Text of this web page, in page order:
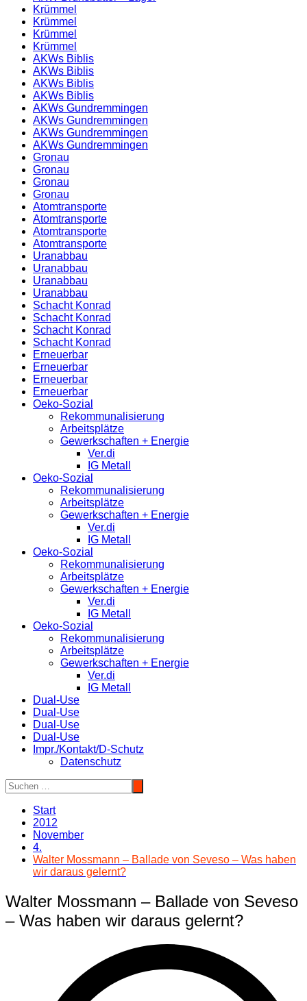
Krümmel
Krümmel
Krümmel
Krümmel
AKWs Biblis
AKWs Biblis
AKWs Biblis
AKWs Biblis
AKWs Gundremmingen
AKWs Gundremmingen
AKWs Gundremmingen
AKWs Gundremmingen
Gronau
Gronau
Gronau
Gronau
Atomtransporte
Atomtransporte
Atomtransporte
Atomtransporte
Uranabbau
Uranabbau
Uranabbau
Uranabbau
Schacht Konrad
Schacht Konrad
Schacht Konrad
Schacht Konrad
Erneuerbar
Erneuerbar
Erneuerbar
Erneuerbar
Oeko-Sozial
Rekommunalisierung
Arbeitsplätze
Gewerkschaften + Energie
Ver.di
IG Metall
Oeko-Sozial
Rekommunalisierung
Arbeitsplätze
Gewerkschaften + Energie
Ver.di
IG Metall
Oeko-Sozial
Rekommunalisierung
Arbeitsplätze
Gewerkschaften + Energie
Ver.di
IG Metall
Oeko-Sozial
Rekommunalisierung
Arbeitsplätze
Gewerkschaften + Energie
Ver.di
IG Metall
Dual-Use
Dual-Use
Dual-Use
Dual-Use
Impr./Kontakt/D-Schutz
Datenschutz
Start
2012
November
4.
Walter Mossmann – Ballade von Seveso – Was haben
wir daraus gelernt?
Walter Mossmann – Ballade von Seveso
– Was haben wir daraus gelernt?